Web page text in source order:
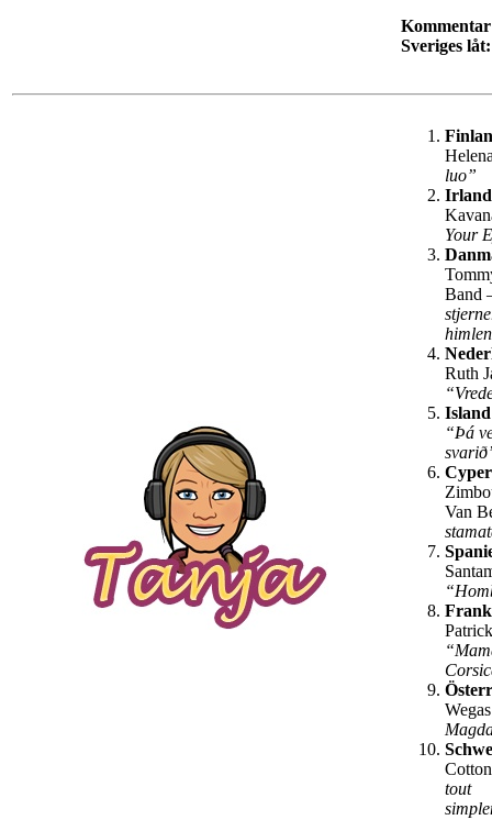
Sveriges låt:
luo”
Irland
Your
Band
Ruth
Island
“Þá
Van
tout